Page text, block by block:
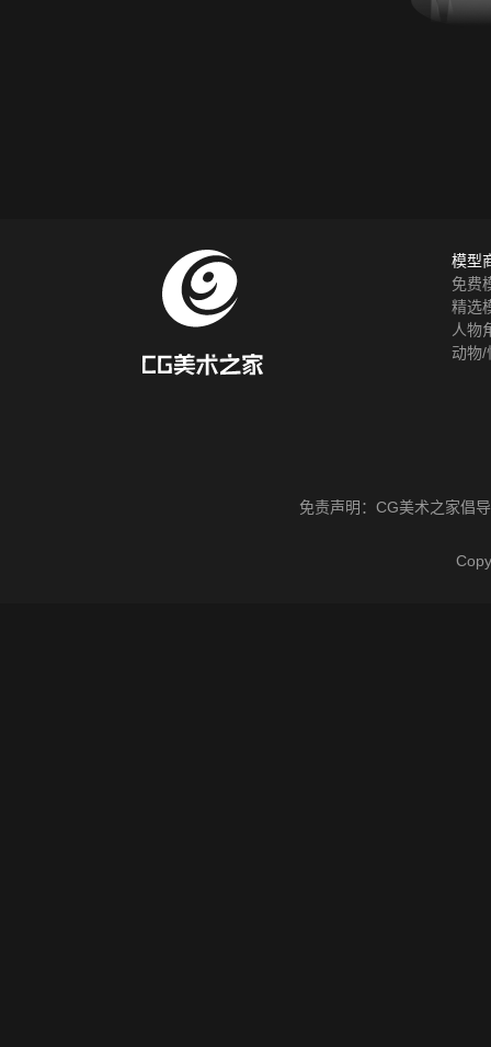
模型
免费
精选
人物
动物/
免责声明： CG美术之家倡